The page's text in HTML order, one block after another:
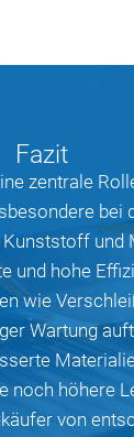
Fazit
zentrale
bei
und
und hohe
wie
Wartung
noch höhere
von